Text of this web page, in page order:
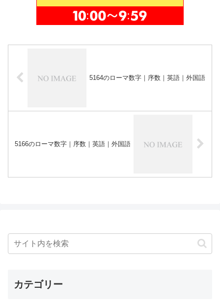
5164のローマ数字｜序数｜英語｜外国語
5166のローマ数字｜序数｜英語｜外国語
カテゴリー